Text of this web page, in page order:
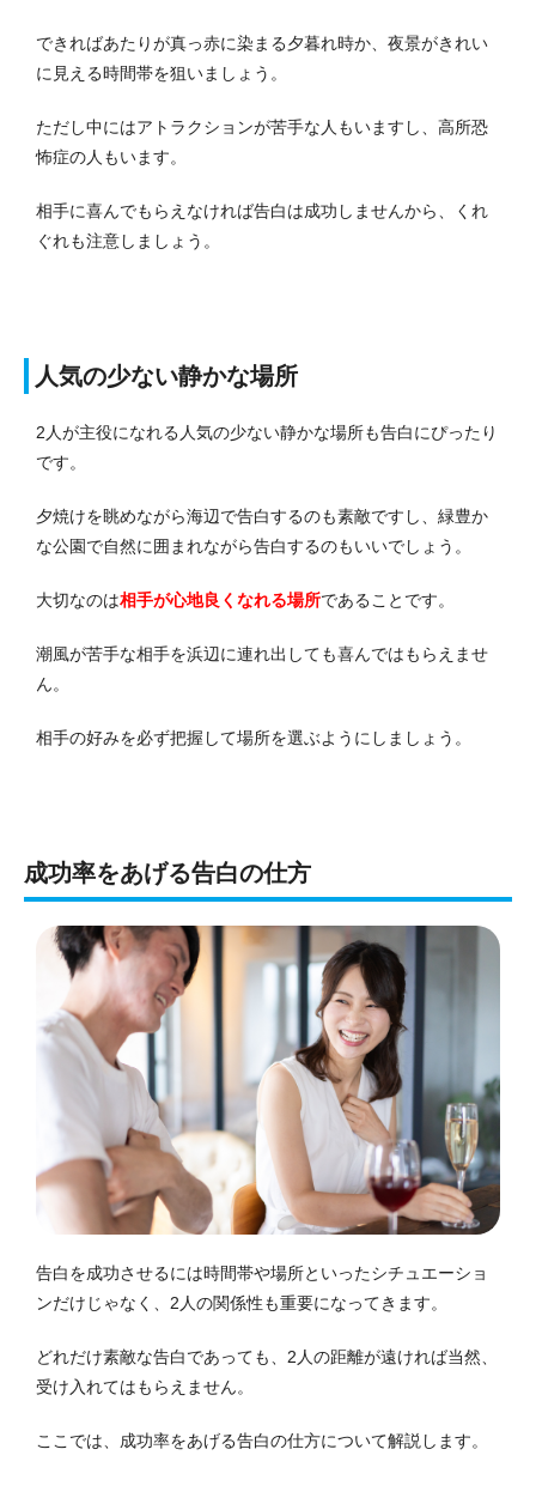
できればあたりが真っ赤に染まる夕暮れ時か、夜景がきれい
に見える時間帯を狙いましょう。
ただし中にはアトラクションが苦手な人もいますし、高所恐
怖症の人もいます。
相手に喜んでもらえなければ告白は成功しませんから、くれ
ぐれも注意しましょう。
人気の少ない静かな場所
2人が主役になれる人気の少ない静かな場所も告白にぴったり
です。
夕焼けを眺めながら海辺で告白するのも素敵ですし、緑豊か
な公園で自然に囲まれながら告白するのもいいでしょう。
大切なのは相手が心地良くなれる場所であることです。
潮風が苦手な相手を浜辺に連れ出しても喜んではもらえませ
ん。
相手の好みを必ず把握して場所を選ぶようにしましょう。
成功率をあげる告白の仕方
告白を成功させるには時間帯や場所といったシチュエーショ
ンだけじゃなく、2人の関係性も重要になってきます。
どれだけ素敵な告白であっても、2人の距離が遠ければ当然、
受け入れてはもらえません。
ここでは、成功率をあげる告白の仕方について解説します。